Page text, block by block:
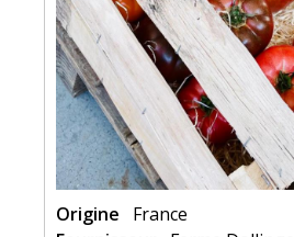
Origine
France